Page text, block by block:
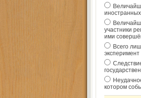
участники
ими
Всего
эксперимент
котором